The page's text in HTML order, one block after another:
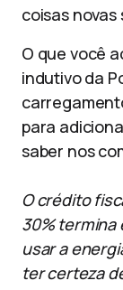
coisas
O que você
indutivo da
para
saber nos
O crédito
30% termina
usar a
ter certeza